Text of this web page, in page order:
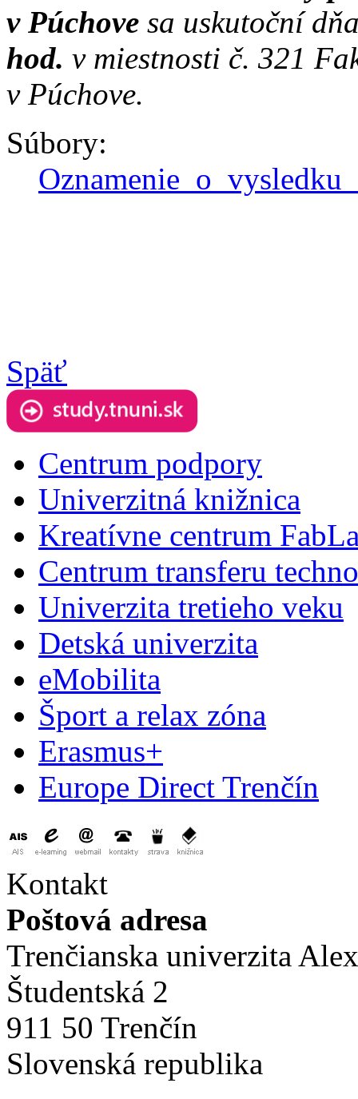
v Púchove sa uskutoční
hod. v miestnosti č. 321
v Púchove.
Súbory:
Späť
Centrum podpory
Univerzitná knižnica
Kreatívne centrum
Centrum transferu
Univerzita tretieho veku
Detská univerzita
eMobilita
Šport a relax zóna
Erasmus+
Europe Direct Trenčín
Kontakt
Poštová adresa
Trenčianska univerzita
Študentská 2
911 50 Trenčín
Slovenská republika